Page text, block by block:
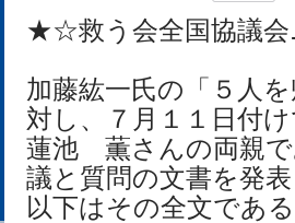
★☆救う会全国協議
加藤紘一氏の「５人
対し、７月１１日付
蓮池 薫さんの両親で
議と質問の文書を発
以下はその全文であ